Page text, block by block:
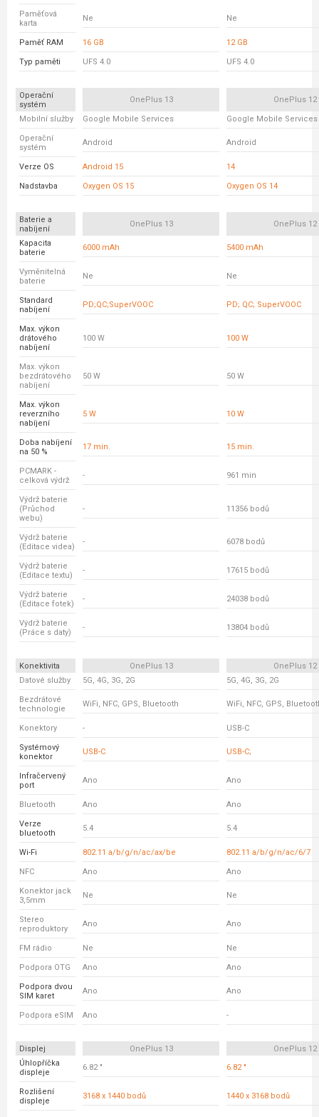
Paměťová
karta
Ne Ne
Paměť RAM 16 GB 12 GB
Typ paměti UFS 4.0 UFS 4.0
Operační
systém
OnePlus 13 OnePlus 12
Mobilní služby Google Mobile Services Google Mobile Services
Operační
systém
Android Android
Verze OS Android 15 14
Nadstavba Oxygen OS 15 Oxygen OS 14
Baterie a
nabíjení
OnePlus 13 OnePlus 12
Kapacita
baterie
6000 mAh 5400 mAh
Vyměnitelná
baterie
Ne Ne
Standard
nabíjení
PD;QC;SuperVOOC PD; QC; SuperVOOC
Max. výkon
drátového
nabíjení
100 W 100 W
Max. výkon
bezdrátového
nabíjení
50 W 50 W
Max. výkon
reverzního
nabíjení
5 W 10 W
Doba nabíjení
na 50 %
17 min. 15 min.
PCMARK -
celková výdrž
- 961 min
Výdrž baterie
(Průchod
webu)
- 11356 bodů
Výdrž baterie
(Editace videa)
- 6078 bodů
Výdrž baterie
(Editace textu)
- 17615 bodů
Výdrž baterie
(Editace fotek)
- 24038 bodů
Výdrž baterie
(Práce s daty)
- 13804 bodů
Konektivita OnePlus 13
OnePlus 12
Datové služby
5G, 4G, 3G, 2G 5G, 4G, 3G, 2G
Bezdrátové
technologie
WiFi, NFC, GPS, Bluetooth WiFi, NFC, GPS,
Konektory - USB-C
Systémový
konektor
USB-C USB-C;
Infračervený
port
Ano Ano
Bluetooth Ano Ano
Verze
bluetooth
5.4 5.4
Wi-Fi 802.11 a/b/g/n/ac/ax/be 802.11 a/b/g/n/ac/6/7
NFC Ano Ano
Konektor jack
3,5mm
Ne Ne
Stereo
reproduktory
Ano Ano
FM rádio Ne Ne
Podpora OTG Ano Ano
Podpora dvou
SIM karet
Ano Ano
Podpora eSIM Ano -
Displej OnePlus 13
OnePlus 12
Úhlopříčka
displeje
6.82 " 6.82 "
Rozlišení
displeje
3168 x 1440 bodů 1440 x 3168 bodů